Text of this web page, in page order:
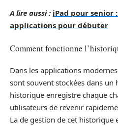
A lire aussi : iPad pour senior
applications pour débuter
Comment fonctionne
Dans les applications
sont souvent stockées dans un
historique enregistre chaque
utilisateurs de revenir
La de gestion de cet historique